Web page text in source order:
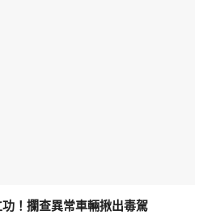
！攔查異常車輛揪出毒駕